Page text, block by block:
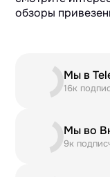
обзоры
Мы в
16к
Мы во
9к